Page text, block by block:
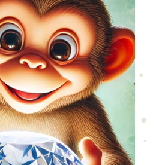
MYSTERY -
na dijamant
divlju džunglu, gde svaki
znak opasnosti... ili put
do blaga.
civilizacija je daleko -
prašume čuvaju ono
vekovima traže: